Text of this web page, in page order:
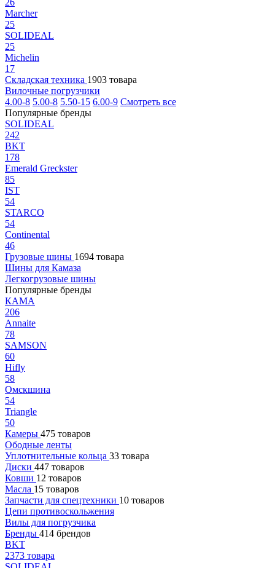
26
Marcher
25
SOLIDEAL
25
Michelin
17
Складская техника 1903 товара
Вилочные погрузчики
4.00-8 5.00-8 5.50-15 6.00-9 Смотреть все
Популярные бренды
SOLIDEAL
242
BKT
178
Emerald Greckster
85
IST
54
STARCO
54
Continental
46
Грузовые шины 1694 товара
Шины для Камаза
Легкогрузовые шины
Популярные бренды
КАМА
206
Annaite
78
SAMSON
60
Hifly
58
Омскшина
54
Triangle
50
Камеры 475 товаров
Ободные ленты
Уплотнительные кольца 33 товара
Диски 447 товаров
Ковши 12 товаров
Масла 15 товаров
Запчасти для спецтехники 10 товаров
Цепи противоскольжения
Вилы для погрузчика
Бренды 414 брендов
BKT
2373 товара